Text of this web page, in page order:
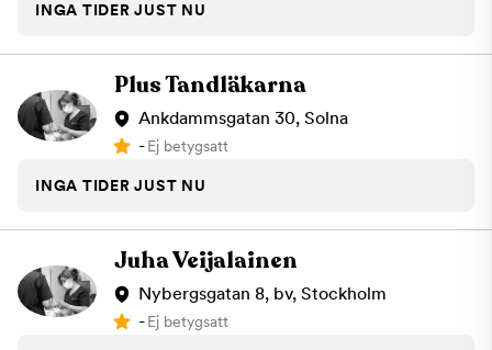
INGA TIDER JUST NU
Plus Tandläkarna
Ankdammsgatan 30, Solna
-Ej betygsatt
INGA TIDER JUST NU
Juha Veijalainen
Nybergsgatan 8, bv, Stockholm
-Ej betygsatt